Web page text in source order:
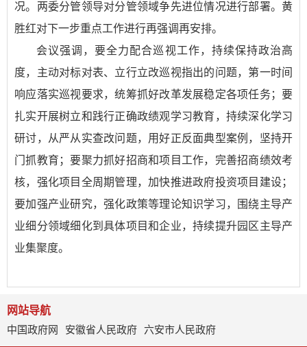
况。两委分管领导对分管领域争先进位情况进行部署。黄
胜红对下一步重点工作进行再强调再安排。
会议强调，要全力配合巡视工作，持续保持政治高
度，主动对标对表、立行立改巡视指出的问题，第一时间
响应落实巡视要求，统筹抓好改革发展稳定各项任务；要
扎实开展树立和践行正确政绩观学习教育，持续深化学习
研讨，从严从实查改问题，用好正反面典型案例，坚持开
门抓教育；要聚力抓好招商和项目工作，完善招商绩效考
核，强化项目全周期管理，加快推进政府投资项目建设；
要加强产业研究，强化政策等理论知识学习，围绕主导产
业细分领域细化到具体项目和企业，持续提升园区主导产
业集聚度。
网站导航
中国政府网
安徽省人民政府 六安市人民政府